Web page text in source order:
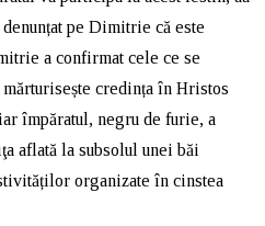
pe Dimitrie că este
a confirmat cele ce se
credința în Hristos
împăratul, negru de furie, a
aflată la subsolul unei băi
organizate în cinstea